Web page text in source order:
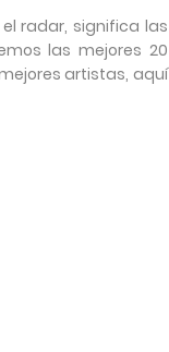
radar, significa las
las mejores 20
artistas, aquí